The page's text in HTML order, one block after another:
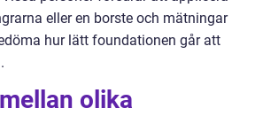
eller en borste och mätningar
hur lätt foundationen går att
olika